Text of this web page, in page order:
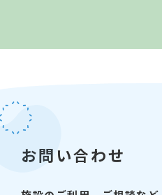
5）で受付します。
【問い合わせ先】江東
お問い合わせ